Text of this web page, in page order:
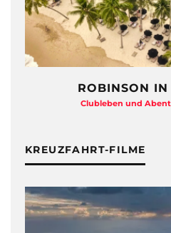
ROBINSON
Clubleben und
KREUZFAHRT-FILME